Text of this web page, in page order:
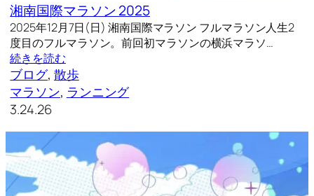
湘南国際マラソン 2025
2025年12月7日(日) 湘南国際マラソン フルマラソン人生2
度目のフルマラソン。前回初マラソンの横浜マラソ…
続きを読む
ブログ, 散歩
マラソン, ランニング
3.24.26